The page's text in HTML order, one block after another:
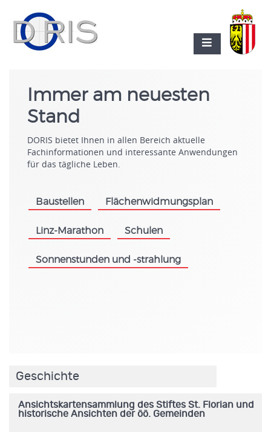
Immer am neuesten
Stand
DORIS bietet Ihnen in allen Bereich aktuelle
Fachinformationen und interessante Anwendungen
für das tägliche Leben.
Baustellen Flächenwidmungsplan
Linz-Marathon Schulen
Sonnenstunden und -strahlung
Geschichte
Ansichtskartensammlung des Stiftes St. Florian und
historische Ansichten der öö. Gemeinden